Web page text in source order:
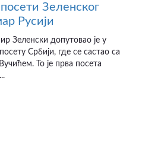
Зеленског
Русији
Зеленски допутовао је у
Србији, где се састао са
То је прва посета